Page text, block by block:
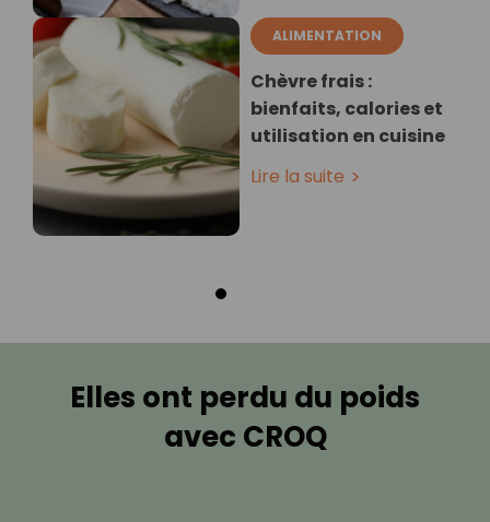
ALIMENTATION
Chèvre frais :
bienfaits, calories et
utilisation en cuisine
Lire la suite
Elles ont perdu du poids
avec CROQ